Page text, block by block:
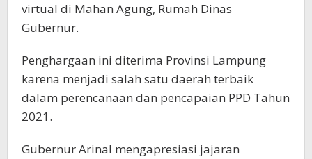
virtual di Mahan Agung, Rumah Dinas
Gubernur.
Penghargaan ini diterima Provinsi Lampung
karena menjadi salah satu daerah terbaik
dalam perencanaan dan pencapaian PPD Tahun
2021.
Gubernur Arinal mengapresiasi jajaran